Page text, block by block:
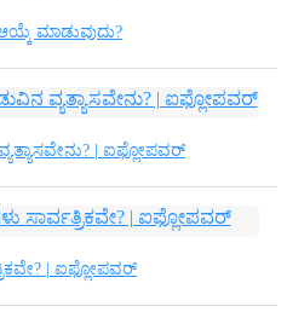
ಮಾಡುವುದು?
| ಐಫ್ಲೋಪವರ್
| ಐಫ್ಲೋಪವರ್